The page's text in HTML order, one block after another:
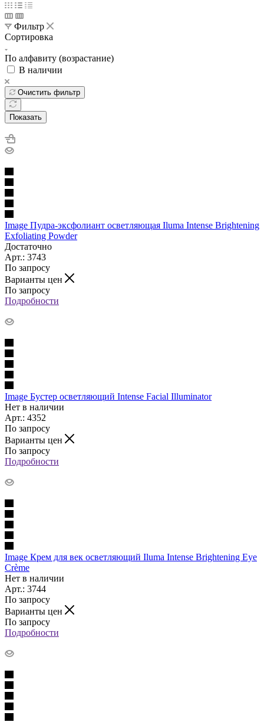
Фильтр
Сортировка
По алфавиту (возрастание)
В наличии
Очистить фильтр
Показать
Image Пудра-эксфолиант осветляющая Iluma Intense Brightening
Exfoliating Powder
Достаточно
Арт.: 3743
По запросу
Варианты цен
По запросу
Подробности
Image Бустер осветляющий Intense Facial Illuminator
Нет в наличии
Арт.: 4352
По запросу
Варианты цен
По запросу
Подробности
Image Крем для век осветляющий Iluma Intense Brightening Eye
Crème
Нет в наличии
Арт.: 3744
По запросу
Варианты цен
По запросу
Подробности